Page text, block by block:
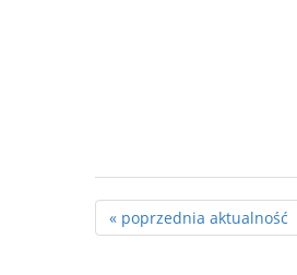
« poprzednia aktualność